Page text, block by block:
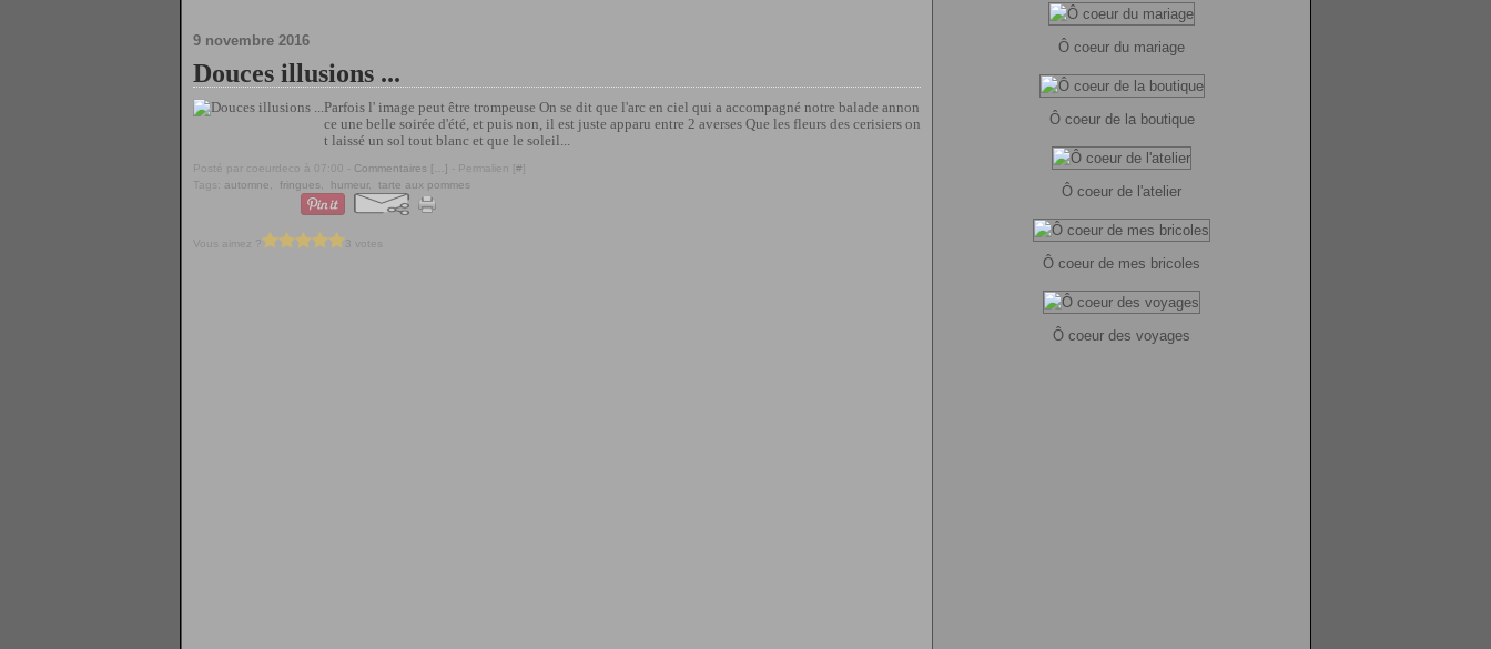
9 novembre 2016
Douces illusions ...
Parfois l' image peut être trompeuse On se dit que l'arc en ciel qui a accompagné notre balade annon
ce une belle soirée d'été, et puis non, il est juste apparu entre 2 averses Que les fleurs des cerisiers on
t laissé un sol tout blanc et que le soleil...
Posté par coeurdeco à 07:00 - Commentaires [ ] - Permalien [#]
Tags: automne fringues humeur, tarte aux pommes
Vous aimez ? 3 votes
Ô coeur du mariage
Ô coeur de la boutique
Ô coeur de l'atelier
Ô coeur de mes bricoles
Ô coeur des voyages